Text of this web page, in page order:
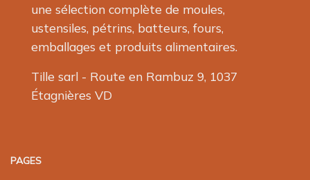
une sélection complète de moules,
ustensiles, pétrins, batteurs, fours,
emballages et produits alimentaires.
Tille sarl - Route en Rambuz 9, 1037
Étagnières VD
PAGES